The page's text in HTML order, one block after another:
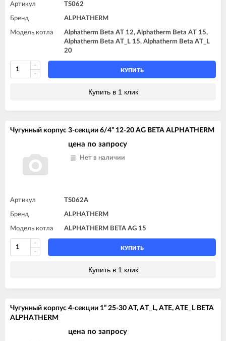
Артикул TS062
Бренд ALPHATHERM
Модель котла
Alphatherm Beta AT 12, Alphatherm Beta AT 15,
Alphatherm Beta AT_L 15, Alphatherm Beta AT_L
20
КУПИТЬ
Купить в 1 клик
Чугунный корпус 3-секции 6/4” 12-20 AG BETA ALPHATHERM
цена по запросу
Нет в наличии
Артикул TS062A
Бренд ALPHATHERM
Модель котла ALPHATHERM BETA AG 15
КУПИТЬ
Купить в 1 клик
Чугунный корпус 4-секции 1” 25-30 AT, AT_L, ATE, ATE_L BETA
ALPHATHERM
цена по запросу